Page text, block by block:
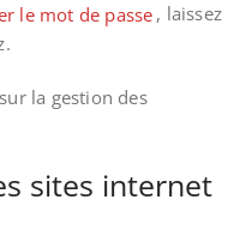
le mot de passe , laissez
la gestion des
internet